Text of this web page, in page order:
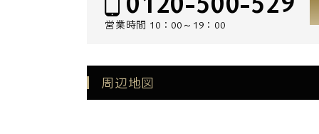
営業時間 10：00～19：00
周辺地図